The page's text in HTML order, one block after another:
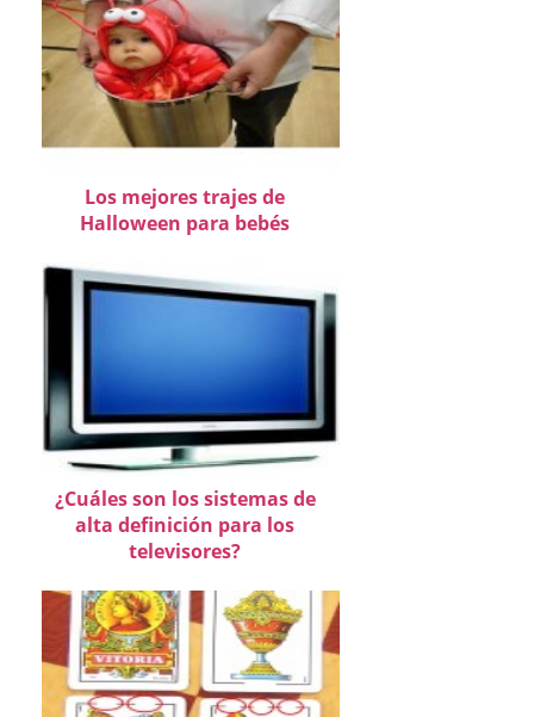
Los mejores trajes de
Halloween para bebés
¿Cuáles son los sistemas de
alta definición para los
televisores?